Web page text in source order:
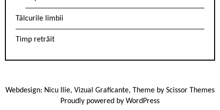
Tâlcurile limbii
Timp retrăit
Webdesign: Nicu Ilie, Vizual Graficante, Theme by Scissor Themes
Proudly powered by WordPress